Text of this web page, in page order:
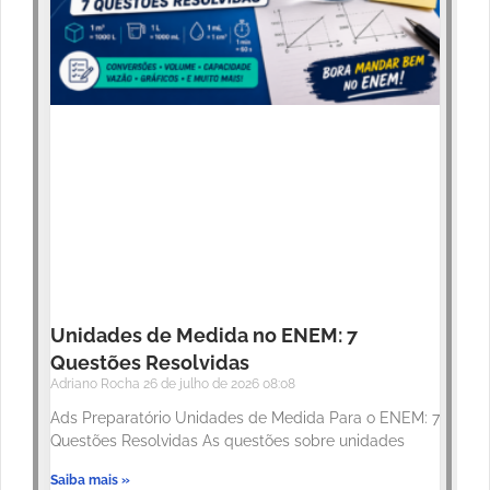
Unidades de Medida no ENEM: 7
Questões Resolvidas
Adriano Rocha 26 de julho de 2026 08:08
Ads Preparatório Unidades de Medida Para o ENEM: 7
Questões Resolvidas As questões sobre unidades
Saiba mais »